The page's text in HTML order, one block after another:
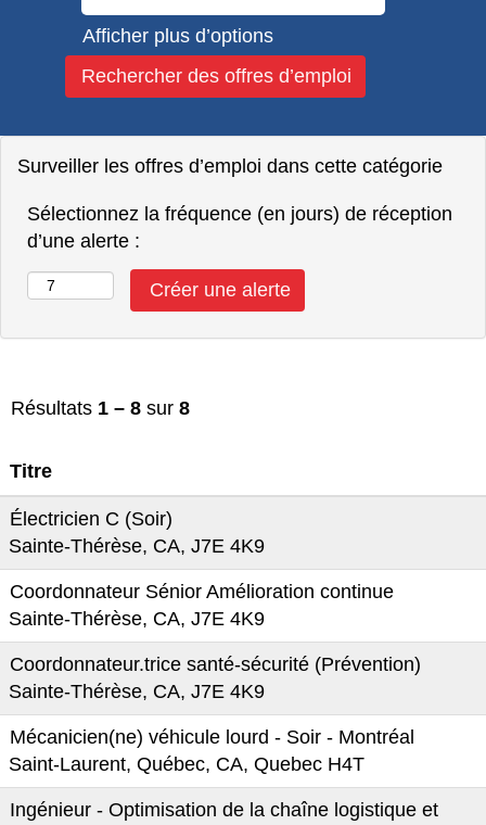
Afficher plus d’options
Surveiller les offres d’emploi dans cette catégorie
Sélectionnez la fréquence (en jours) de réception
d’une alerte :
Résultats 1 – 8 sur 8
Titre
Électricien C (Soir)
Sainte-Thérèse, CA, J7E 4K9
Coordonnateur Sénior Amélioration continue
Sainte-Thérèse, CA, J7E 4K9
Coordonnateur.trice santé-sécurité (Prévention)
Sainte-Thérèse, CA, J7E 4K9
Mécanicien(ne) véhicule lourd - Soir - Montréal
Saint-Laurent, Québec, CA, Quebec H4T
Ingénieur - Optimisation de la chaîne logistique et